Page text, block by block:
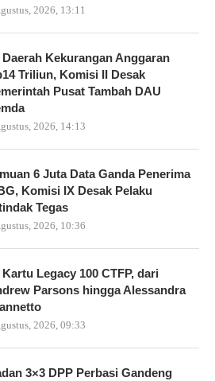
2026, 13:11
Daerah Kekurangan Anggaran
Triliun, Komisi II Desak
Pusat Tambah DAU
2026, 14:13
6 Juta Data Ganda Penerima
Komisi IX Desak Pelaku
Tegas
2026, 10:36
Kartu Legacy 100 CTFP, dari
Parsons hingga Alessandra
2026, 09:33
3×3 DPP Perbasi Gandeng